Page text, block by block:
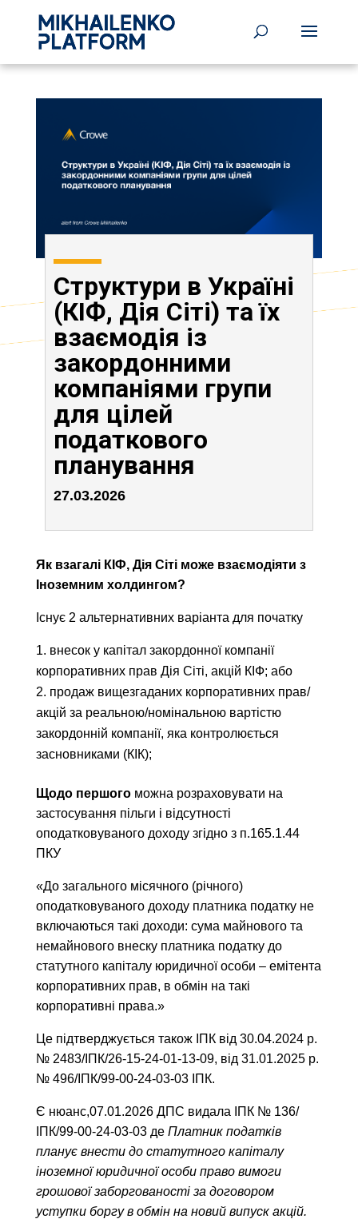
Структури в Україні
(КІФ, Дія Сіті) та їх
взаємодія із
закордонними
компаніями групи
для цілей
податкового
планування
27.03.2026
Як взагалі КІФ, Дія Сіті може взаємодіяти з
Іноземним холдингом?
Існує 2 альтернативних варіанта для початку
внесок у капітал закордонної компанії
корпоративних прав Дія Сіті, акцій КІФ; або​
продаж вищезгаданих корпоративних прав/
акцій за реальною/номінальною вартістю
закордонній компанії, яка контролюється
засновниками (КІК);
Щодо першогоможна розраховувати на
застосування пільги і відсутності
оподатковуваного доходу згідно з п.165.1.44
ПКУ
«До загального місячного (річного)
оподатковуваного доходу платника податку не
включаються такі доходи:​ сума майнового та
немайнового внеску платника податку до
статутного капіталу юридичної особи – емітента
корпоративних прав, в обмін на такі
корпоративні права.»
Це підтверджується також ІПК від 30.04.2024 р.
№ 2483/ІПК/26-15-24-01-13-09, від 31.01.2025 р.
№ 496/ІПК/99-00-24-03-03 ІПК.
Є нюанс,07.01.2026 ДПС видала ІПК № 136/
ІПК/99-00-24-03-03 де Платник податків
планує внести до статутного капіталу
іноземної юридичної особи право вимоги
грошової заборгованості за договором
уступки боргу в обмін на новий випуск акцій.